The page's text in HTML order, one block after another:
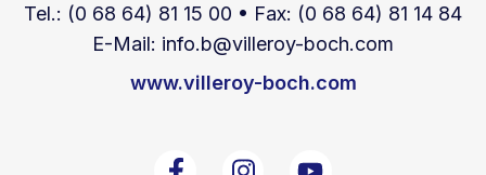
Tel.: (0 68 64) 81 15 00 • Fax: (0 68 64) 81 14 84
E-Mail: info.b@villeroy-boch.com
www.villeroy-boch.com